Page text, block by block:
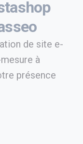
de site e-
à
présence